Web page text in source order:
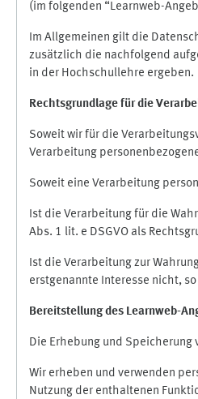
(im folgenden “Learnweb-
Im Allgemeinen gilt die
zusätzlich die nachfolgend
in der Hochschullehre ergeben.
Rechtsgrundlage für die
Soweit wir für die
Verarbeitung
Soweit eine Verarbeitung
Ist die Verarbeitung für die
Abs. 1 lit. e DSGVO als
Ist die Verarbeitung zur
erstgenannte Interesse nicht,
Bereitstellung des Learnweb-
Die Erhebung und
Wir erheben und verwenden
Nutzung der enthaltenen